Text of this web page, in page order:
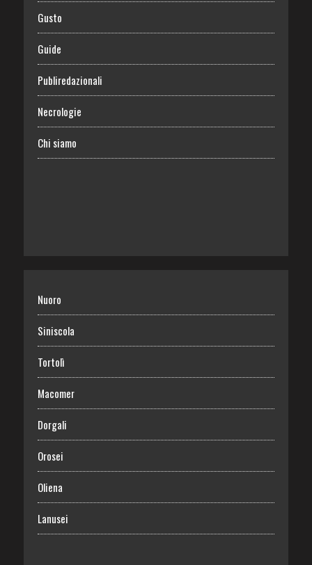
Gusto
Guide
Publiredazionali
Necrologie
Chi siamo
Nuoro
Siniscola
Tortolì
Macomer
Dorgali
Orosei
Oliena
Lanusei